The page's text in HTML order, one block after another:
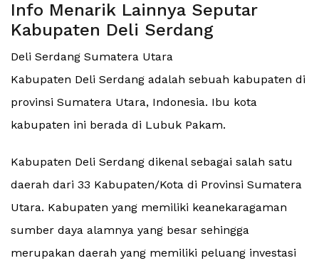
Info Menarik Lainnya Seputar
Kabupaten Deli Serdang
Deli Serdang Sumatera Utara
Kabupaten Deli Serdang adalah sebuah kabupaten di
provinsi Sumatera Utara, Indonesia. Ibu kota
kabupaten ini berada di Lubuk Pakam.
Kabupaten Deli Serdang dikenal sebagai salah satu
daerah dari 33 Kabupaten/Kota di Provinsi Sumatera
Utara. Kabupaten yang memiliki keanekaragaman
sumber daya alamnya yang besar sehingga
merupakan daerah yang memiliki peluang investasi